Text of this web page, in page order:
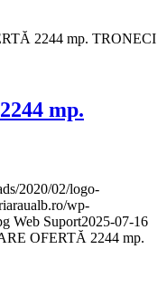
2244 mp. TRONECI
mp.
2020/02/logo-
wp-
Web Suport2025-07-16
OFERTĂ 2244 mp.